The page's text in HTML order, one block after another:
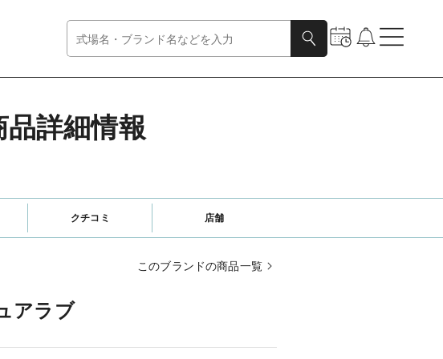
詳細情報
クチコミ 店舗
このブランドの商品一覧
アラブ